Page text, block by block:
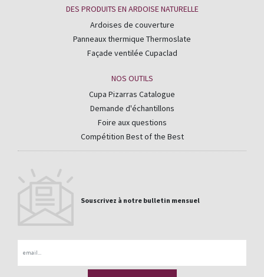
DES PRODUITS EN ARDOISE NATURELLE
Ardoises de couverture
Panneaux thermique Thermoslate
Façade ventilée Cupaclad
NOS OUTILS
Cupa Pizarras Catalogue
Demande d'échantillons
Foire aux questions
Compétition Best of the Best
Souscrivez à notre bulletin mensuel